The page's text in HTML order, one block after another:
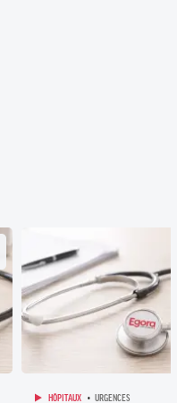
HÔPITAUX URGENCES